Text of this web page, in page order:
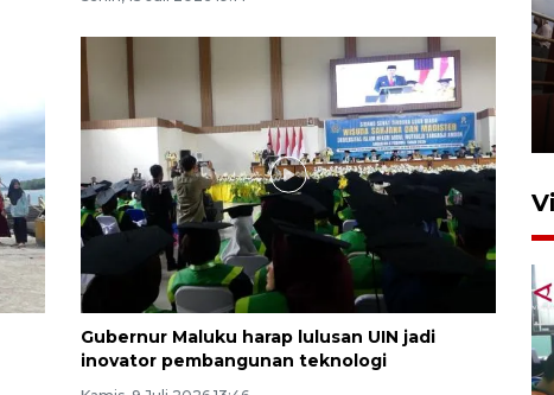
Gubernur Maluku harap lulusan UIN jadi
inovator pembangunan teknologi
Unjuk rasa protes penataan
Pasar Higienis
5 Mei 2026 05:32